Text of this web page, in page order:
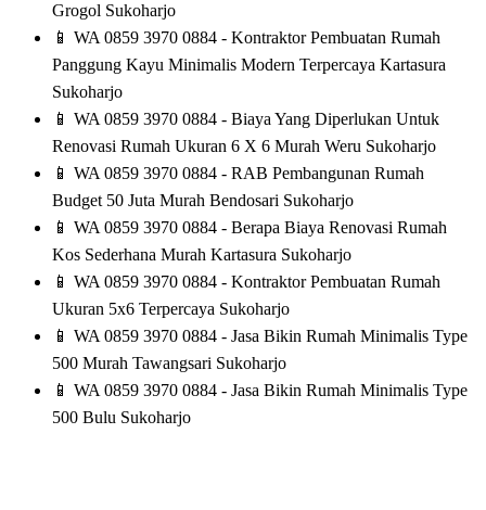
Grogol Sukoharjo
📱 WA 0859 3970 0884 - Kontraktor Pembuatan Rumah
Panggung Kayu Minimalis Modern Terpercaya Kartasura
Sukoharjo
📱 WA 0859 3970 0884 - Biaya Yang Diperlukan Untuk
Renovasi Rumah Ukuran 6 X 6 Murah Weru Sukoharjo
📱 WA 0859 3970 0884 - RAB Pembangunan Rumah
Budget 50 Juta Murah Bendosari Sukoharjo
📱 WA 0859 3970 0884 - Berapa Biaya Renovasi Rumah
Kos Sederhana Murah Kartasura Sukoharjo
📱 WA 0859 3970 0884 - Kontraktor Pembuatan Rumah
Ukuran 5x6 Terpercaya Sukoharjo
📱 WA 0859 3970 0884 - Jasa Bikin Rumah Minimalis Type
500 Murah Tawangsari Sukoharjo
📱 WA 0859 3970 0884 - Jasa Bikin Rumah Minimalis Type
500 Bulu Sukoharjo